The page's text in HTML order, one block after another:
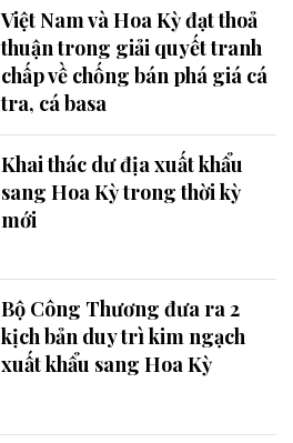
Việt Nam và Hoa Kỳ đạt thoả
thuận trong giải quyết tranh
chấp về chống bán phá giá cá
tra, cá basa
Khai thác dư địa xuất khẩu
sang Hoa Kỳ trong thời kỳ
mới
Bộ Công Thương đưa ra 2
kịch bản duy trì kim ngạch
xuất khẩu sang Hoa Kỳ